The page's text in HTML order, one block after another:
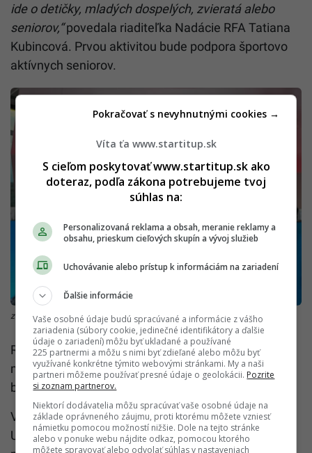
ide o detičky, mladých dospelých, zvieratá alebo
seniorov,“povedala riaditeľka Nadácie RFA Tatiana
Kubincová. Prvou aktivitou bude podpora športovo
aktívnych seniorov.
zdroj: SIU
RFA má vysoké ambície a záujem o tie najlepšie
mená. Okrem domácich športovcov ich zaujímajú aj
bojovníci z Poľska, Srbska či dokonca z Kuby.
V klietke sa predstavia aj svetové MMA hviezdy z
UFC či iných špičkových organizácií. Okrem
Víta ťa www.startitup.sk
S cieľom poskytovať www.startitup.sk ako
doteraz, podľa zákona potrebujeme tvoj
súhlas na:
Personalizovaná reklama a obsah, meranie reklamy a
obsahu, prieskum cieľových skupín a vývoj služieb
Uchovávanie alebo prístup k informáciám na zariadení
Ďalšie informácie
Vaše osobné údaje budú spracúvané a informácie z vášho
zariadenia (súbory cookie, jedinečné identifikátory a ďalšie
údaje o zariadení) môžu byť ukladané a používané
225 partnermi a môžu s nimi byť zdieľané alebo môžu byť
využívané konkrétne týmito webovými stránkami. My a naši
partneri môžeme používať presné údaje o geolokácii. Pozrite
si zoznam partnerov.
Niektorí dodávatelia môžu spracúvať vaše osobné údaje na
základe oprávneného záujmu, proti ktorému môžete vzniesť
námietku pomocou možností nižšie. Dole na tejto stránke
alebo v ponuke webu nájdite odkaz, pomocou ktorého
môžete spravovať alebo odvolať súhlas v nastaveniach
Pokračovať s nevyhnutnými cookies →